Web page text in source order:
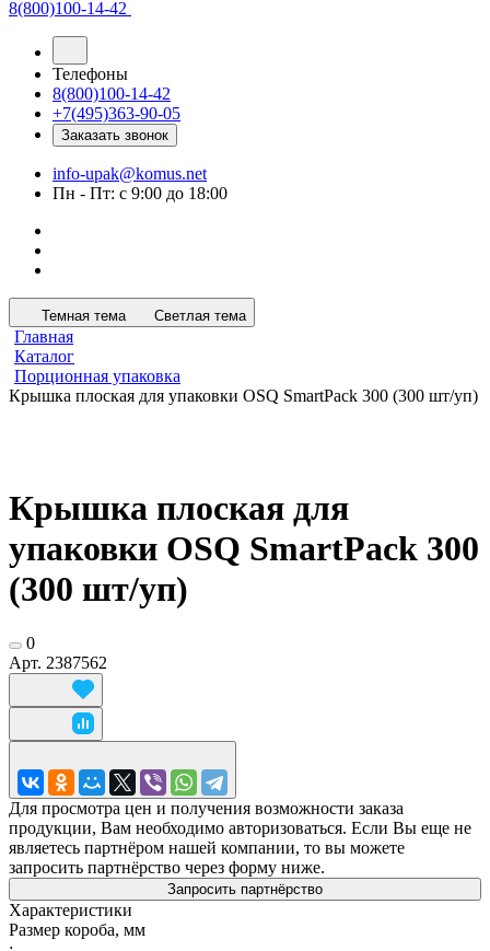
8(800)100-14-42
Телефоны
8(800)100-14-42
+7(495)363-90-05
Заказать звонок
info-upak@komus.net
Пн - Пт: с 9:00 до 18:00
Темная тема Светлая тема
Главная
Каталог
Порционная упаковка
Крышка плоская для упаковки OSQ SmartPack 300 (300 шт/уп)
Крышка плоская для
упаковки OSQ SmartPack 300
(300 шт/уп)
0
Арт. 2387562
Для просмотра цен и получения возможности заказа
продукции, Вам необходимо авторизоваться. Если Вы еще не
являетесь партнёром нашей компании, то вы можете
запросить партнёрство через форму ниже.
Запросить партнёрство
Характеристики
Размер короба, мм